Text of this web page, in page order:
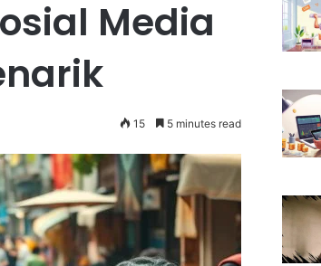
Media
15 5 minutes read